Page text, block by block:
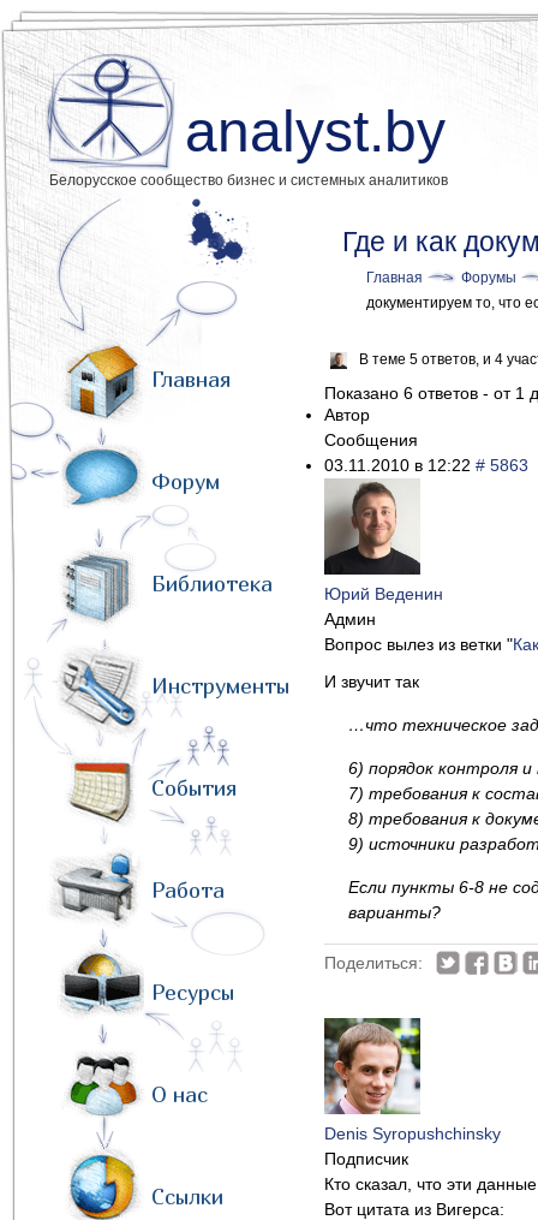
analyst.by
Белорусское сообщество бизнес и системных аналитиков
Главная
Форум
Библиотека
Инструменты
События
Работа
Ресурсы
О нас
Ссылки
Где и как
Главная
Форумы
документируем то, что
В теме 5 ответов, и 4
Показано 6 ответов - от 1
Автор
Сообщения
03.11.2010 в 12:22 # 5863
Юрий Веденин
Админ
Вопрос вылез из ветки "
И звучит так
…что техническое
6) порядок контроля
7) требования к
8) требования к
9) источники
Если пункты 6-8 не
варианты?
Поделиться:
Denis Syropushchinsky
Подписчик
Кто сказал, что эти
Вот цитата из Вигерса: